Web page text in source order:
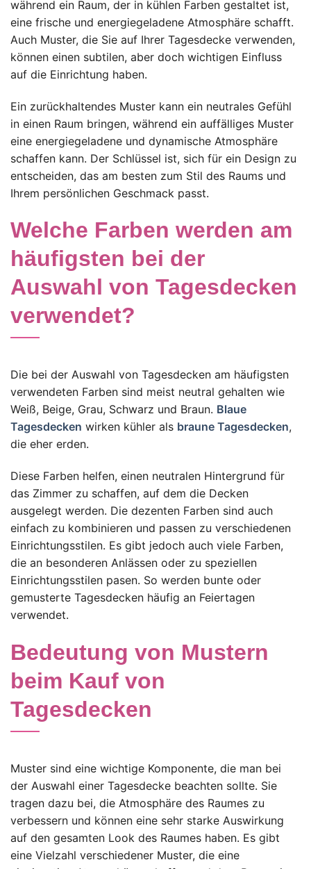
während ein Raum, der in kühlen Farben gestaltet ist,
eine frische und energiegeladene Atmosphäre schafft.
Auch Muster, die Sie auf Ihrer Tagesdecke verwenden,
können einen subtilen, aber doch wichtigen Einfluss
auf die Einrichtung haben.
Ein zurückhaltendes Muster kann ein neutrales Gefühl
in einen Raum bringen, während ein auffälliges Muster
eine energiegeladene und dynamische Atmosphäre
schaffen kann. Der Schlüssel ist, sich für ein Design zu
entscheiden, das am besten zum Stil des Raums und
Ihrem persönlichen Geschmack passt.
Welche Farben werden am
häufigsten bei der
Auswahl von Tagesdecken
verwendet?
Die bei der Auswahl von Tagesdecken am häufigsten
verwendeten Farben sind meist neutral gehalten wie
Weiß, Beige, Grau, Schwarz und Braun. Blaue
Tagesdecken wirken kühler als braune Tagesdecken,
die eher erden.
Diese Farben helfen, einen neutralen Hintergrund für
das Zimmer zu schaffen, auf dem die Decken
ausgelegt werden. Die dezenten Farben sind auch
einfach zu kombinieren und passen zu verschiedenen
Einrichtungsstilen. Es gibt jedoch auch viele Farben,
die an besonderen Anlässen oder zu speziellen
Einrichtungsstilen pasen. So werden bunte oder
gemusterte Tagesdecken häufig an Feiertagen
verwendet.
Bedeutung von Mustern
beim Kauf von
Tagesdecken
Muster sind eine wichtige Komponente, die man bei
der Auswahl einer Tagesdecke beachten sollte. Sie
tragen dazu bei, die Atmosphäre des Raumes zu
verbessern und können eine sehr starke Auswirkung
auf den gesamten Look des Raumes haben. Es gibt
eine Vielzahl verschiedener Muster, die eine